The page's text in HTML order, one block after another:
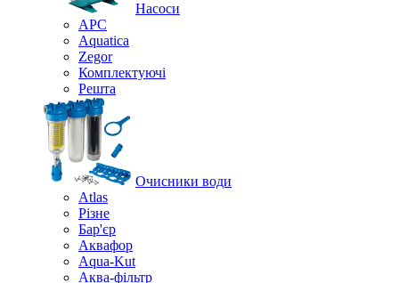
Насоси
APC
Aquatica
Zegor
Комплектуючі
Решта
Очисники води
Atlas
Різне
Бар'єр
Аквафор
Aqua-Kut
Аква-фільтр